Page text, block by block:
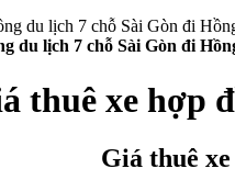
du lịch 7 chỗ Sài Gòn đi
thuê xe hợp
Giá thuê